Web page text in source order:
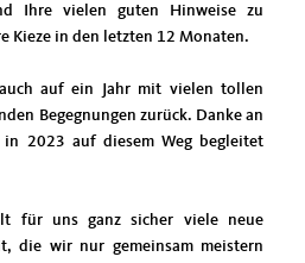
Ihre vielen guten Hinweise zu
Kieze in den letzten 12 Monaten.
auf ein Jahr mit vielen tollen
Begegnungen zurück. Danke an
2023 auf diesem Weg begleitet
für uns ganz sicher viele neue
die wir nur gemeinsam meistern